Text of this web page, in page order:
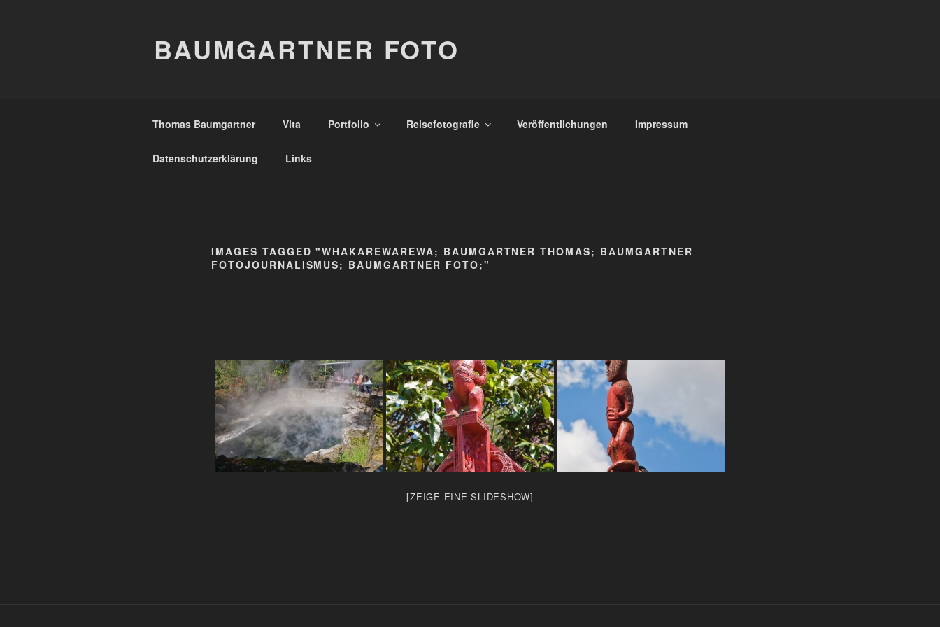
BAUMGARTNER FOTO
Thomas Baumgartner Vita Portfolio Reisefotografie Veröffentlichungen Impressum
Datenschutzerklärung Links
IMAGES TAGGED "WHAKAREWAREWA; BAUMGARTNER THOMAS; BAUMGARTNER
FOTOJOURNALISMUS; BAUMGARTNER FOTO;"
[ZEIGE EINE SLIDESHOW]